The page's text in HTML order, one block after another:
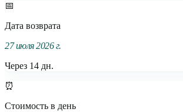
📅
Дата возврата
27 июля 2026 г.
Через 14 дн.
⏰
Стоимость в день